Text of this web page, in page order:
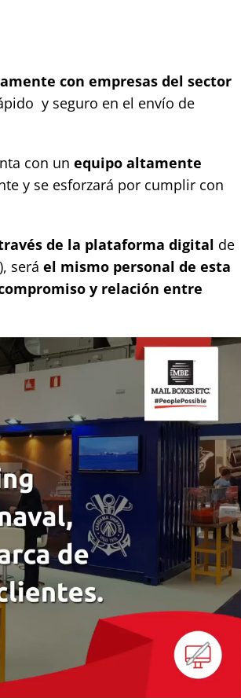
con empresas del sector
y seguro en el envío de
con un equipo altamente
y se esforzará por cumplir con
de la plataforma digital de
será el mismo personal de esta
y relación entre